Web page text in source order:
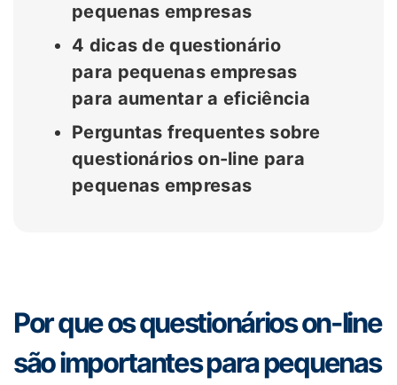
pequenas empresas
4 dicas de questionário
para pequenas empresas
para aumentar a eficiência
Perguntas frequentes sobre
questionários on-line para
pequenas empresas
Por que os questionários on-line
são importantes para pequenas